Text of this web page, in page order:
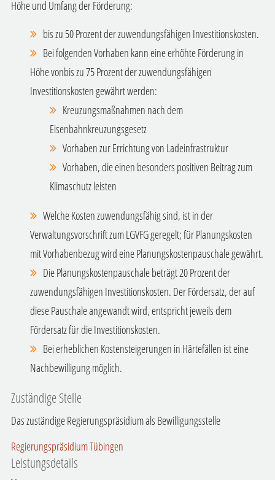
Höhe und Umfang der Förderung:
bis zu 50 Prozent der zuwendungsfähigen Investitionskosten.
Bei folgenden Vorhaben kann eine erhöhte Förderung in
Höhe vonbis zu 75 Prozent der zuwendungsfähigen
Investitionskosten gewährt werden:
Kreuzungsmaßnahmen nach dem
Eisenbahnkreuzungsgesetz
Vorhaben zur Errichtung von Ladeinfrastruktur
Vorhaben, die einen besonders positiven Beitrag zum
Klimaschutz leisten
Welche Kosten zuwendungsfähig sind, ist in der
Verwaltungsvorschrift zum LGVFG geregelt; für Planungskosten
mit Vorhabenbezug wird eine Planungskostenpauschale gewährt.
Die Planungskostenpauschale beträgt 20 Prozent der
zuwendungsfähigen Investitionskosten. Der Fördersatz, der auf
diese Pauschale angewandt wird, entspricht jeweils dem
Fördersatz für die Investitionskosten.
Bei erheblichen Kostensteigerungen in Härtefällen ist eine
Nachbewilligung möglich.
Zuständige Stelle
Das zuständige Regierungspräsidium als Bewilligungsstelle
Regierungspräsidium Tübingen
Leistungsdetails